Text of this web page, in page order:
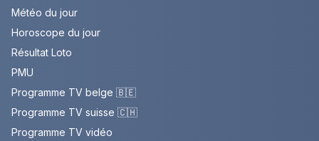
Météo du jour
Horoscope du jour
Résultat Loto
PMU
Programme TV belge 🇧🇪
Programme TV suisse 🇨🇭
Programme TV vidéo